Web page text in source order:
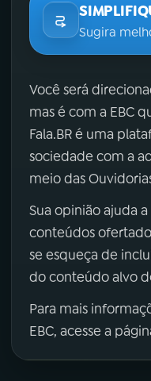
Sugira
Você será
mas é com a EBC
Fala.BR é uma
sociedade com a
meio das
Sua opinião ajuda
conteúdos
se esqueça de
do conteúdo alvo
Para mais
EBC, acesse a